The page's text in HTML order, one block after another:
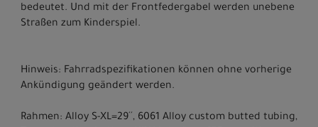
bedeutet. Und mit der Frontfedergabel werden unebene
Straßen zum Kinderspiel.
Hinweis: Fahrradspezifikationen können ohne vorherige
Ankündigung geändert werden.
Rahmen: Alloy S-XL=29´´, 6061 Alloy custom butted tubing,